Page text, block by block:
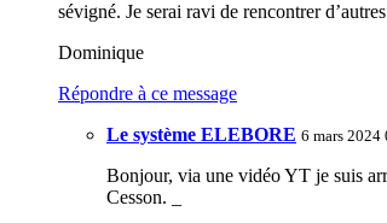
sévigné. Je serai ravi de rencontrer
Dominique
Répondre à ce message
Le système ELEBORE 6 mars 2024
Bonjour, via une vidéo YT je suis
Cesson. _